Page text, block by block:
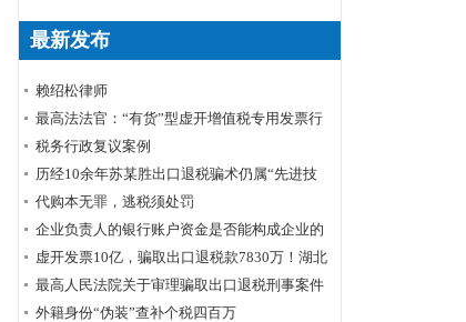
问题
最新发布
赖绍松律师
最高法法官：“有货”型虚开增值税专用发票行
为定性
税务行政复议案例
历经10余年苏某胜出口退税骗术仍属“先进技
术”，福州国税稽查局相应的查骗方法仍非常管
用
代购本无罪，逃税须处罚
企业负责人的银行账户资金是否能构成企业的
应税收入？
虚开发票10亿，骗取出口退税款7830万！湖北
破获链条式骗税案
最高人民法院关于审理骗取出口退税刑事案件
具体应用法律若干问题的解释辑
外籍身份“伪装”查补个税四百万